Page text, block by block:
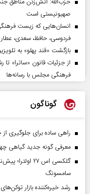
صهیونیستی است
انسان‌هایی که زیست فرهنگی
فردوسی، حافظ، سعدی،
بازگشت «قند پهلو» به
از جزئیات قانون
فرهنگی مجلس با رسانه‌ها
گوناگون
راهی ساده برای جلوگیری
معرفی گونه جدید گیاهی
گلکسی اس ۲۷
سامسونگ